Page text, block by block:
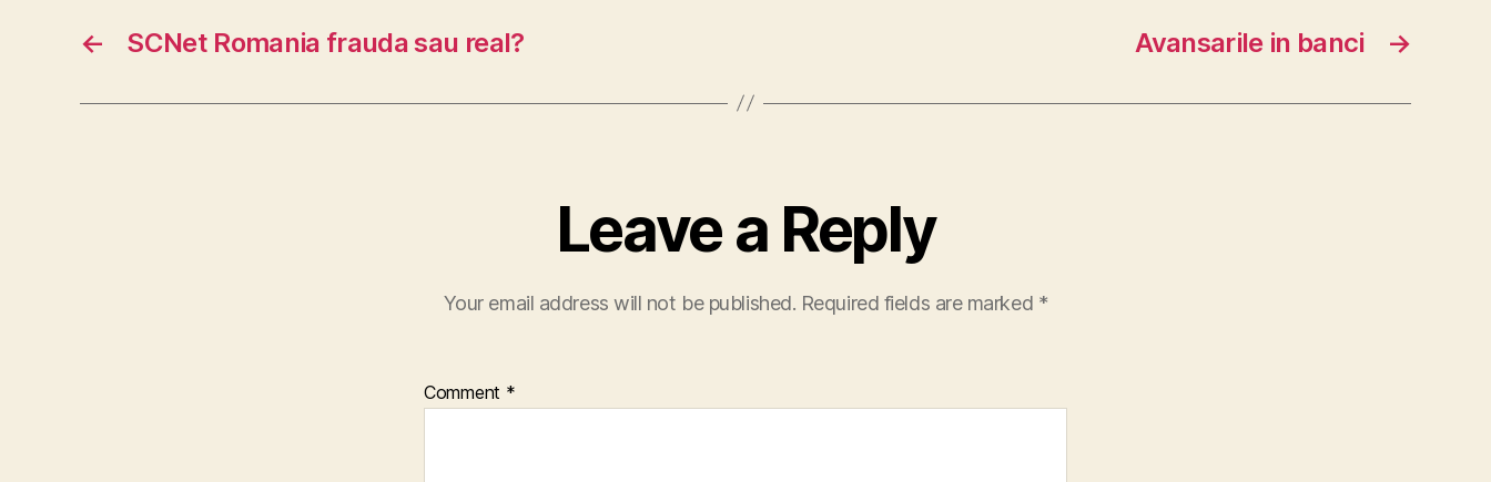
← SCNet Romania frauda sau real? →
Avansarile in banci
Leave a Reply
Your email address will not be published. Required fields are marked *
Comment *